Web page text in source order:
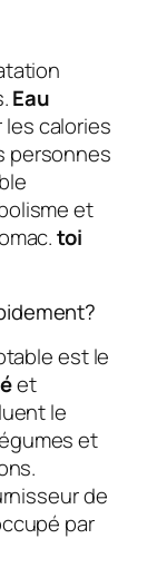
Eau
calories
personnes
et
toi
est le
et
le
et
de
par